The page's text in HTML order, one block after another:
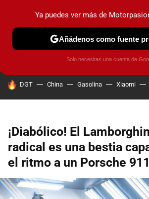
PRUEBAS COCHES ELÉCTRICOS
HOY SE HABLA DE
DGT China Gasolina Xiaomi
¡Diabólico! El
radical es una bestia
el ritmo a un Porsche
Ya puedes ver más de
Añádenos como fuente
Solo necesitas una cuenta de